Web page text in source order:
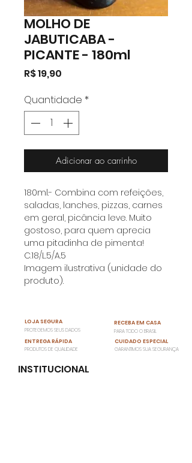
MOLHO DE
JABUTICABA -
PICANTE - 180ml
R$ 19,90
Quantidade *
Adicionar ao carrinho
180ml.- Combina com refeições,
saladas, lanches, pizzas, carnes
em geral, picância leve. Muito
gostoso, para quem aprecia
uma pitadinha de pimenta!
C.18/L.5/A.5
Imagem ilustrativa (unidade do
produto).
LOJA SEGURA
PROTEGEMOS SEUS DADOS
RECEBA EM CASA
PARA TODO O BRASIL
ENTREGA RÁPIDA
PRODUTOS DE QUALIDADE
CUIDADO ESPECIAL
GARANTIMOS SUA SEGURANÇA
INSTITUCIONAL